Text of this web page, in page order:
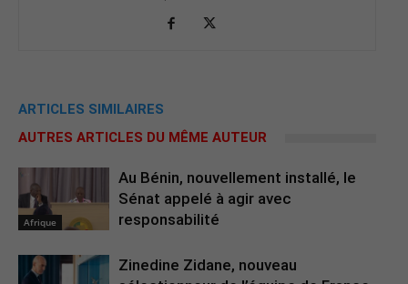
ARTICLES SIMILAIRES
AUTRES ARTICLES DU MÊME AUTEUR
Afrique
Au Bénin, nouvellement installé, le
Sénat appelé à agir avec
responsabilité
Zinedine Zidane, nouveau